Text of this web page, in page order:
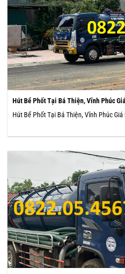
Hút Bể Phốt Tại Bá Thiện, Vĩnh Phúc
Hút Bể Phốt Tại Bá Thiện, Vĩnh Phúc